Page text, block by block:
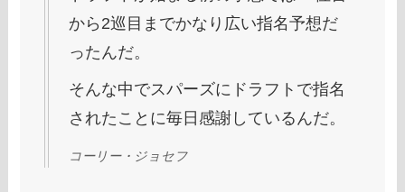
から2巡目までかなり広い指名予想だ
ったんだ。
そんな中でスパーズにドラフトで指名
されたことに毎日感謝しているんだ。
コーリー・ジョセフ